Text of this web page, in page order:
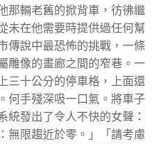
那輛老舊的掀背車，彷彿繼
未在他需要時提供過任何幫
傳說中最恐怖的挑戰，一條
雕像的畫廊之間的窄巷。一
三十公分的停車格，上面還
何手殘深吸一口氣。將車子
統發出了令人不快的女聲：
無限趨近於零。」「請考慮